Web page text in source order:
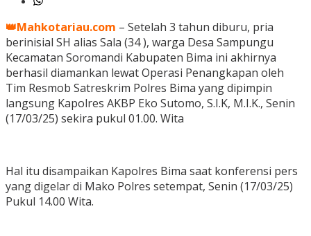
👑Mahkotariau.com – Setelah 3 tahun diburu, pria
berinisial SH alias Sala (34 ), warga Desa Sampungu
Kecamatan Soromandi Kabupaten Bima ini akhirnya
berhasil diamankan lewat Operasi Penangkapan oleh
Tim Resmob Satreskrim Polres Bima yang dipimpin
langsung Kapolres AKBP Eko Sutomo, S.I.K, M.I.K., Senin
(17/03/25) sekira pukul 01.00. Wita
Hal itu disampaikan Kapolres Bima saat konferensi pers
yang digelar di Mako Polres setempat, Senin (17/03/25)
Pukul 14.00 Wita.